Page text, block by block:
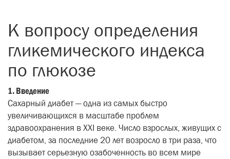
Отправить сообщение
К вопросу определения
гликемического индекса
по глюкозе
1. Введение
Сахарный диабет — одна из самых быстро
увеличивающихся в масштабе проблем
здравоохранения в XXI веке. Число взрослых, живущих с
диабетом, за последние 20 лет возросло в три раза, что
вызывает серьезную озабоченность во всем мире